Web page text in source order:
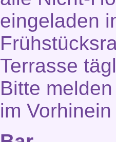
eingeladen
Terrasse
Bitte
im